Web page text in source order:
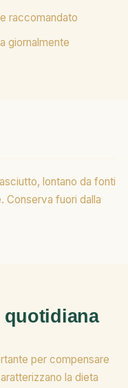
raccomandato
giornalmente
lontano da fonti
Conserva fuori dalla
per compensare
la dieta